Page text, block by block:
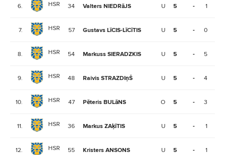
6. HSR 34 Valters NIEDRāJS U 5 - 1
7. HSR 57 Gustavs LīCIS-LīCīTIS U 5 - 0
8. HSR 54 Markuss SIERADZKIS U 5 - 5
9. HSR 48 Raivis STRAZDIņŠ U 5 - 4
10. HSR 47 Pēteris BULāNS O 5 - 3
11. HSR 36 Markus ZAķīTIS U 5 - 1
12. HSR 55 Kristers ANSONS U 5 - 1